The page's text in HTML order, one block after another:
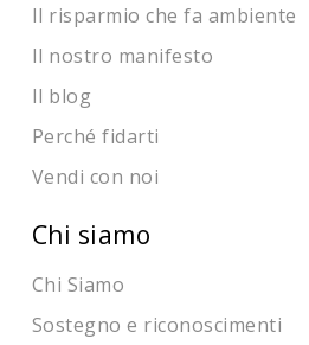
Il risparmio che fa ambiente
Il nostro manifesto
Il blog
Perché fidarti
Vendi con noi
Chi siamo
Chi Siamo
Sostegno e riconoscimenti